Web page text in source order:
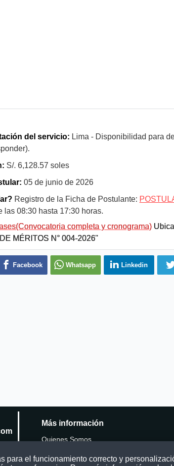
del servicio: Lima - Disponibilidad para
S/. 6,128.57 soles
05 de junio de 2026
Registro de la Ficha de Postulante:
las 08:30 hasta 17:30 horas.
completa y cronograma)
MÉRITOS N° 004-2026"
Facebook Whatsapp Linkedin
Más información
Quienes Somos
Publicar convocatoria
para el funcionamiento correcto y